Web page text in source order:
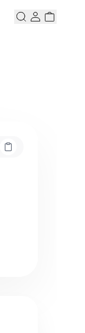
PretražiKorisnicki